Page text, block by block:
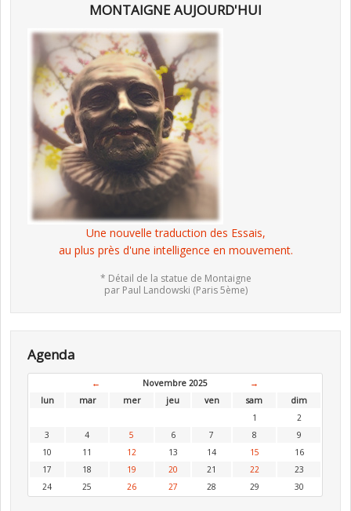
MONTAIGNE AUJOURD'HUI
Une nouvelle traduction des Essais,
au plus près d'une intelligence en mouvement.
* Détail de la statue de Montaigne
par Paul Landowski (Paris 5ème)
Agenda
← Novembre 2025
→
lun
mar mer jeu ven sam
dim
1
2
3
4 5 6 7 8
9
10
11 12 13 14 15
16
17
18 19 20 21 22
23
24
25 26 27 28 29 30